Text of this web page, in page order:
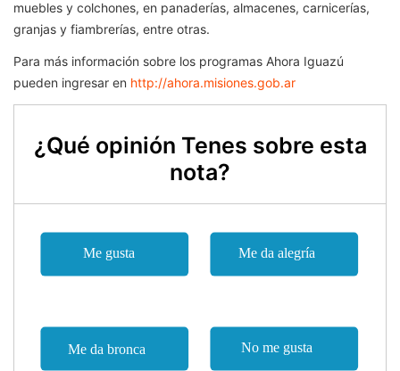
muebles y colchones, en panaderías, almacenes, carnicerías,
granjas y fiambrerías, entre otras.
Para más información sobre los programas Ahora Iguazú
pueden ingresar en http://ahora.misiones.gob.ar
¿Qué opinión Tenes sobre esta
nota?